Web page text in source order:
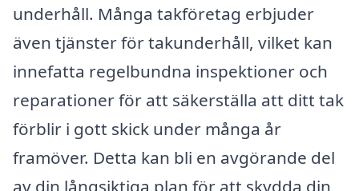
underhåll. Många takföretag erbjuder
även tjänster för takunderhåll, vilket kan
innefatta regelbundna inspektioner och
reparationer för att säkerställa att ditt tak
förblir i gott skick under många år
framöver. Detta kan bli en avgörande del
av din långsiktiga plan för att skydda din